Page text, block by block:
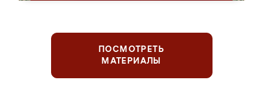
ПОСМОТРЕТЬ
МАТЕРИАЛЫ